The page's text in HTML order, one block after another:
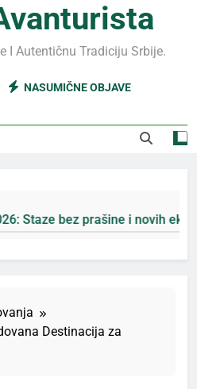
I Autentičnu Tradiciju Srbije.
NASUMIČNE OBJAVE
bez prašine i novih eko-
Destinacija za